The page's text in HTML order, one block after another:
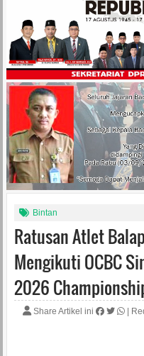
Bintan
Ratusan Atlet
Mengikuti OCBC
2026
Share Artikel ini